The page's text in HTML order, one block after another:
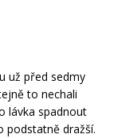
už před sedmy
to nechali
lávka spadnout
podstatně dražší.